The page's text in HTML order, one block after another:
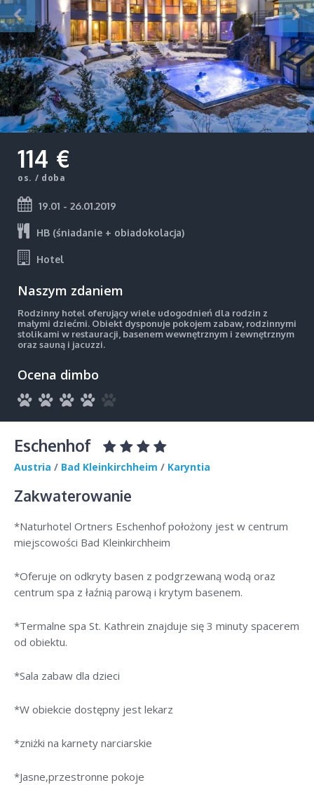
114 €
os. / doba
19.01 - 26.01.2019
HB (śniadanie + obiadokolacja)
Hotel
Naszym zdaniem
Rodzinny hotel oferujący wiele udogodnień dla rodzin z
małymi dziećmi. Obiekt dysponuje pokojem zabaw, rodzinnymi
stolikami w restauracji, basenem wewnętrznym i zewnętrznym
oraz sauną i jacuzzi.
Ocena dimbo
Eschenhof
Austria / Bad Kleinkirchheim / Karyntia
Zakwaterowanie
*Naturhotel Ortners Eschenhof położony jest w centrum
miejscowości Bad Kleinkirchheim
*Oferuje on odkryty basen z podgrzewaną wodą oraz
centrum spa z łaźnią parową i krytym basenem.
*Termalne spa St. Kathrein znajduje się 3 minuty spacerem
od obiektu.
*Sala zabaw dla dzieci
*W obiekcie dostępny jest lekarz
*zniżki na karnety narciarskie
*Jasne,przestronne pokoje